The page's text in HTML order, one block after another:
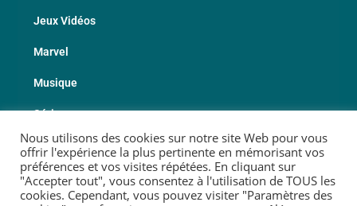
Jeux Vidéos
Marvel
Musique
Série
Sport
Les Fabricants
Nous utilisons des cookies sur notre site Web pour vous
offrir l'expérience la plus pertinente en mémorisant vos
préférences et vos visites répétées. En cliquant sur
"Accepter tout", vous consentez à l'utilisation de TOUS les
cookies. Cependant, vous pouvez visiter "Paramètres des